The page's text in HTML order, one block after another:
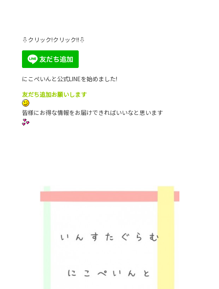
⇩クリック!クリック!!⇩
にこぺいんと公式LINEを始めました!
友だち追加お願いします
皆様にお得な情報をお届けできればいいなと思います